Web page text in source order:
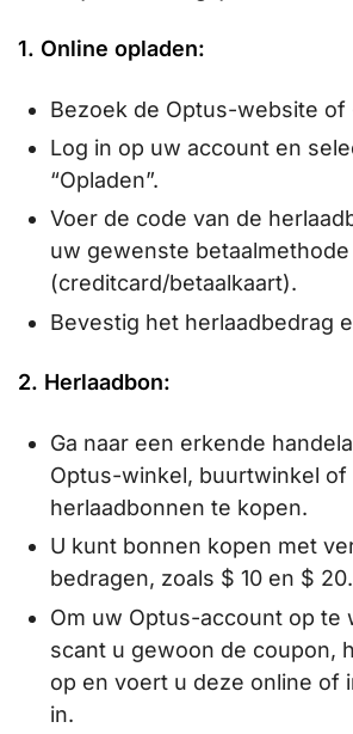
1. Online opladen:
Bezoek de Optus-website of
Log in op uw account en
“Opladen”.
Voer de code van de
uw gewenste betaalmethode
(creditcard/betaalkaart).
Bevestig het herlaadbedrag
2. Herlaadbon:
Ga naar een erkende
Optus-winkel, buurtwinkel of
herlaadbonnen te kopen.
U kunt bonnen kopen met
bedragen, zoals $ 10 en $ 20.
Om uw Optus-account op te
scant u gewoon de coupon,
op en voert u deze online of
in.